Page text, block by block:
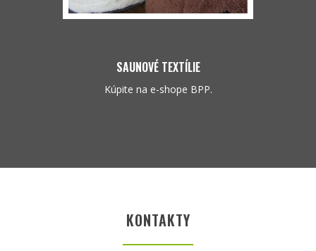
SAUNOVÉ TEXTÍLIE
Kúpite na e-shope BPP.
KONTAKTY